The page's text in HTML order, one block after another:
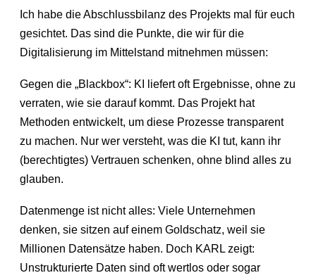
Ich habe die Abschlussbilanz des Projekts mal für euch
gesichtet. Das sind die Punkte, die wir für die
Digitalisierung im Mittelstand mitnehmen müssen:
Gegen die „Blackbox“: KI liefert oft Ergebnisse, ohne zu
verraten, wie sie darauf kommt. Das Projekt hat
Methoden entwickelt, um diese Prozesse transparent
zu machen. Nur wer versteht, was die KI tut, kann ihr
(berechtigtes) Vertrauen schenken, ohne blind alles zu
glauben.
Datenmenge ist nicht alles: Viele Unternehmen
denken, sie sitzen auf einem Goldschatz, weil sie
Millionen Datensätze haben. Doch KARL zeigt:
Unstrukturierte Daten sind oft wertlos oder sogar